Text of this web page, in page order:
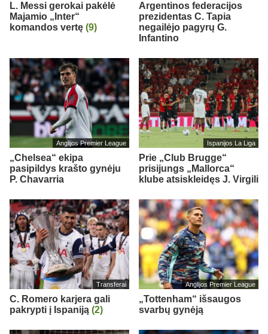
L. Messi gerokai pakėlė
Majamio „Inter“
komandos vertę (9)
Argentinos federacijos
prezidentas C. Tapia
negailėjo pagyrų G.
Infantino
Anglijos Premier League
„Chelsea“ ekipa
pasipildys krašto gynėju
P. Chavarria
Ispanijos La Liga
Prie „Club Brugge“
prisijungs „Mallorca“
klube atsiskleidęs J. Virgili
Transferai
C. Romero karjera gali
pakrypti į Ispaniją (2)
Anglijos Premier League
„Tottenham“ išsaugos
svarbų gynėją